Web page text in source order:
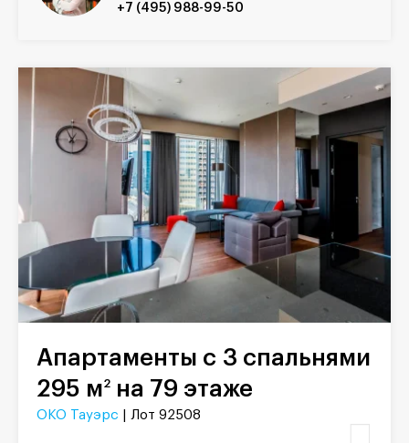
+7 (495) 988-99-50
Апартаменты с 3 спальнями
295 м2 на 79 этаже
ОКО Тауэрс | Лот 92508